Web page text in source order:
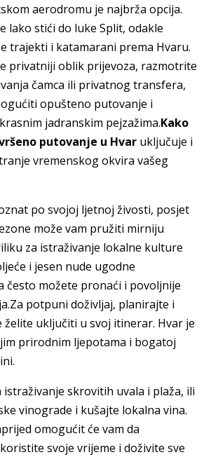
aerodromu je najbrža opcija.
lako stići do luke Split, odakle
trajekti i katamarani prema Hvaru.
privatniji oblik prijevoza, razmotrite
čamca ili privatnog transfera,
opušteno putovanje i
jadranskim pejzažima.Kako
putovanje u Hvar uključuje i
vremenskog okvira vašeg
po svojoj ljetnoj živosti, posjet
može vam pružiti mirniju
za istraživanje lokalne kulture
i jesen nude ugodne
često možete pronaći i povoljnije
potpuni doživljaj, planirajte i
uključiti u svoj itinerar. Hvar je
prirodnim ljepotama i bogatoj
istraživanje skrovitih uvala i plaža, ili
vinograde i kušajte lokalna vina.
omogućit će vam da
svoje vrijeme i doživite sve